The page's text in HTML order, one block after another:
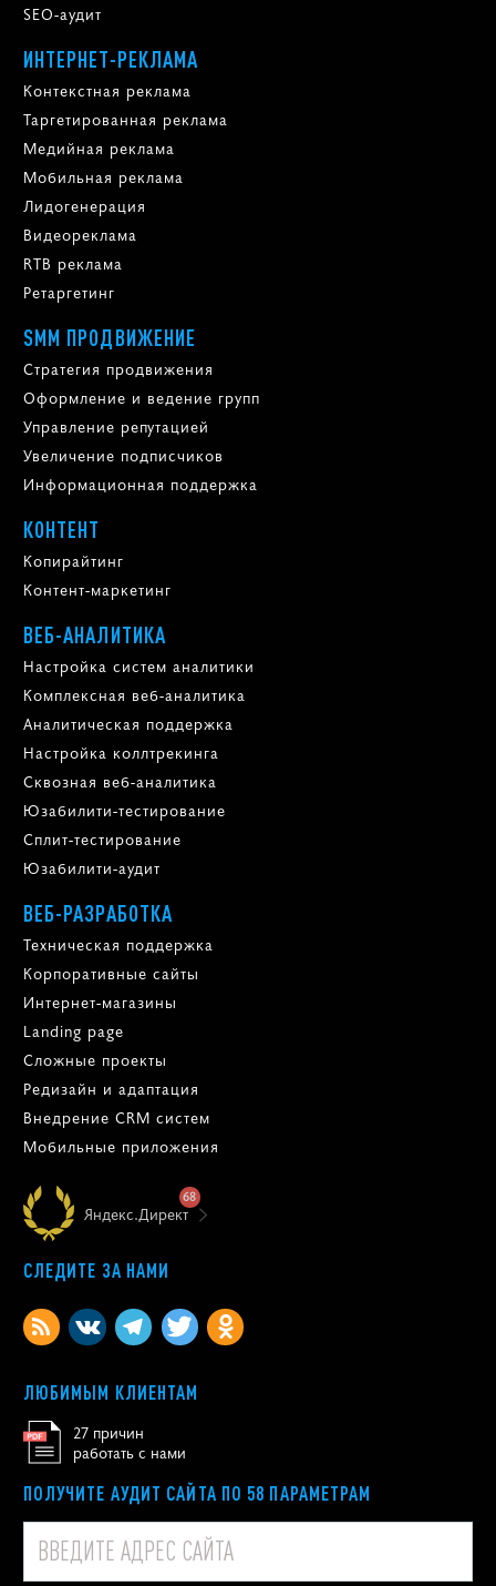
SEO-аудит
ИНТЕРНЕТ-РЕКЛАМА
Контекстная реклама
Таргетированная реклама
Медийная реклама
Мобильная реклама
Лидогенерация
Видеореклама
RTB реклама
Ретаргетинг
SMM ПРОДВИЖЕНИЕ
Стратегия продвижения
Оформление и ведение групп
Управление репутацией
Увеличение подписчиков
Информационная поддержка
КОНТЕНТ
Копирайтинг
Контент-маркетинг
ВЕБ-АНАЛИТИКА
Настройка систем аналитики
Комплексная веб-аналитика
Аналитическая поддержка
Настройка коллтрекинга
Сквозная веб-аналитика
Юзабилити-тестирование
Сплит-тестирование
Юзабилити-аудит
ВЕБ-РАЗРАБОТКА
Техническая поддержка
Корпоративные сайты
Интернет-магазины
Landing page
Сложные проекты
Редизайн и адаптация
Внедрение CRM систем
Мобильные приложения
Яндекс.Директ
68
СЛЕДИТЕ ЗА НАМИ
ЛЮБИМЫМ КЛИЕНТАМ
27 причин
работать с нами
ПОЛУЧИТЕ АУДИТ САЙТА ПО 58 ПАРАМЕТРАМ